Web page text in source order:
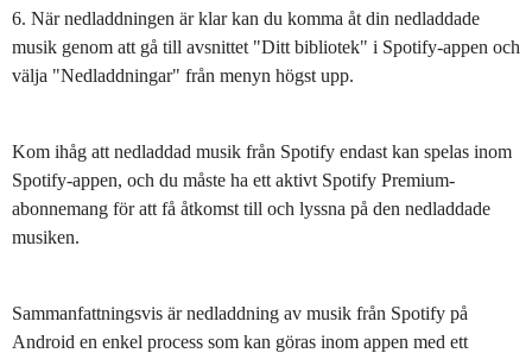
6. När nedladdningen är klar kan du komma åt din nedladdade
musik genom att gå till avsnittet "Ditt bibliotek" i Spotify-appen och
välja "Nedladdningar" från menyn högst upp.
Kom ihåg att nedladdad musik från Spotify endast kan spelas inom
Spotify-appen, och du måste ha ett aktivt Spotify Premium-
abonnemang för att få åtkomst till och lyssna på den nedladdade
musiken.
Sammanfattningsvis är nedladdning av musik från Spotify på
Android en enkel process som kan göras inom appen med ett